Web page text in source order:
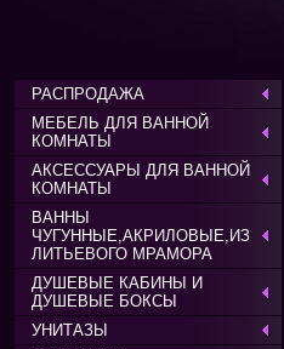
РАСПРОДАЖА
МЕБЕЛЬ ДЛЯ ВАННОЙ
КОМНАТЫ
АКСЕССУАРЫ ДЛЯ ВАННОЙ
КОМНАТЫ
ВАННЫ
ЧУГУННЫЕ,АКРИЛОВЫЕ,ИЗ
ЛИТЬЕВОГО МРАМОРА
ДУШЕВЫЕ КАБИНЫ И
ДУШЕВЫЕ БОКСЫ
УНИТАЗЫ